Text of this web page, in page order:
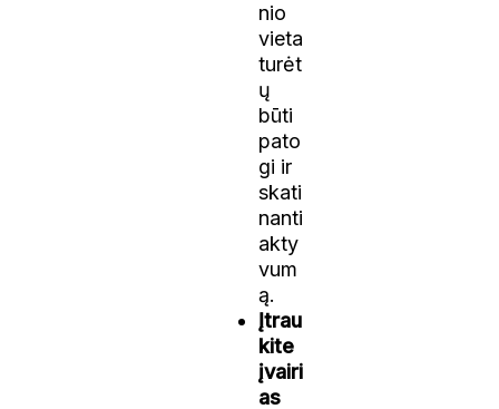
nio
vieta
turėt
ų
būti
pato
gi ir
skati
nanti
akty
vum
ą.
Įtrau
kite
įvairi
as